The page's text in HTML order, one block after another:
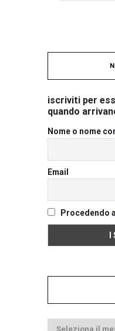
iscriviti per
quando
Nome o nome
Email
Procedendo
Archivi